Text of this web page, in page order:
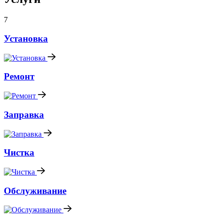
7
Установка
Ремонт
Заправка
Чистка
Обслуживание